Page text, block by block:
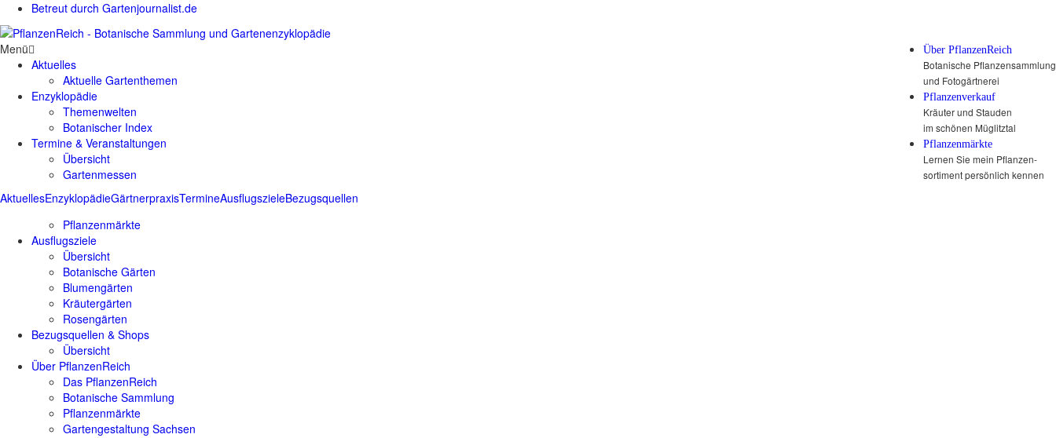
Betreut durch Gartenjournalist.de
Über PflanzenReich
Botanische Pflanzensammlung
und Fotogärtnerei
Pflanzenverkauf
Kräuter und Stauden
im schönen Müglitztal
Pflanzenmärkte
Lernen Sie mein Pflanzen-
sortiment persönlich kennen
AktuellesEnzyklopädieGärtnerpraxisTermineAusflugszieleBezugsquellen
Menü
Aktuelles
Aktuelle Gartenthemen
Enzyklopädie
Themenwelten
Botanischer Index
Termine & Veranstaltungen
Übersicht
Gartenmessen
Pflanzenmärkte
Ausflugsziele
Übersicht
Botanische Gärten
Blumengärten
Kräutergärten
Rosengärten
Bezugsquellen & Shops
Übersicht
Über PflanzenReich
Das PflanzenReich
Botanische Sammlung
Pflanzenmärkte
Gartengestaltung Sachsen